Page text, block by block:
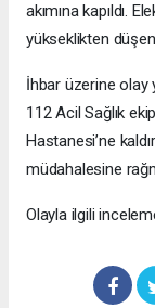
akımına kapıldı.
yükseklikten
İhbar üzerine olay
112 Acil Sağlık
Hastanesi’ne
müdahalesine
Olayla ilgili